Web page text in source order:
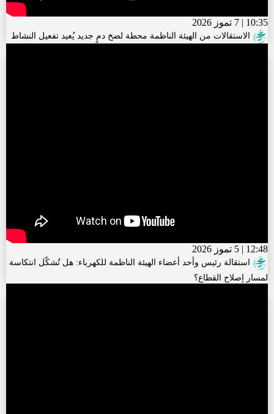
10:35 | 7 تموز 2026
الاستقالات من الهيئة الناظمة محطة لضخ دمٍ جديد يُعيد تفعيل النشاط
12:48 | 5 تموز 2026
استقالة رئيس وأحد أعضاء الهيئة الناظمة للكهرباء: هل تُشكّل انتكاسة
لمسار إصلاح القطاع؟